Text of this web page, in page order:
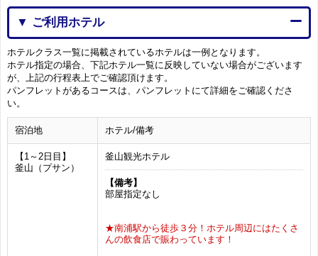
▼ ご利用ホテル
ホテルクラス一覧に掲載されているホテルは一例となります。
ホテル指定の場合、下記ホテル一覧に反映していない場合がございます
が、上記の行程表上でご確認頂けます。
パンフレットがあるコースは、パンフレットにて詳細をご確認くださ
い。
宿泊地 ホテル/備考
【1～2日目】
釜山（プサン）
釜山観光ホテル
【備考】
部屋指定なし
★南浦駅から徒歩３分！ホテル周辺にはたくさ
んの飲食店で賑わっています！